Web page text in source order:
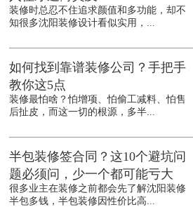
装修时总忍不住追求颜值和多功能，却不
知很多沈阳装修设计看似实用，...
如何找到靠谱装修公司？手把手
教你这5点
装修最怕啥？怕增项、怕偷工减料、怕售
后扯皮，而这一切的根源，多半...
半包装修签合同？这10个避坑问
题必须问，少一个都可能亏大
很多业主在装修之前都会先了解沈阳装修
半包多钱，半包装修因性价比高...